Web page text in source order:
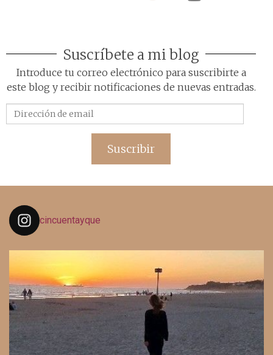
Suscríbete a mi blog
Introduce tu correo electrónico para suscribirte a
este blog y recibir notificaciones de nuevas entradas.
de
Suscribir
cincuentayque